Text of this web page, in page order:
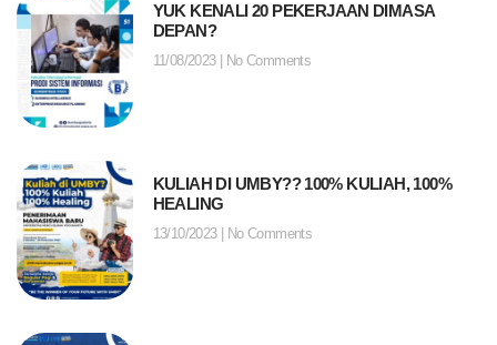
YUK KENALI 20 PEKERJAAN DIMASA
DEPAN?
11/08/2023 No Comments
KULIAH DI UMBY?? 100% KULIAH, 100%
HEALING
13/10/2023 No Comments